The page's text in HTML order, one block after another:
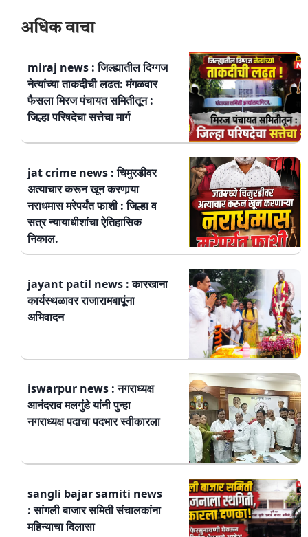
अधिक वाचा
miraj news : जिल्ह्यातील दिग्गज
नेत्यांच्या ताकदीची लढत: मंगळवार
फैसला मिरज पंचायत समितीतून :
जिल्हा परिषदेचा सत्तेचा मार्ग
jat crime news : चिमुरडीवर
अत्याचार करून खून करणार्‍या
नराधमास मरेपर्यंत फाशी : जिल्हा व
सत्र न्यायाधीशांचा ऐतिहासिक
निकाल.
jayant patil news : कारखाना
कार्यस्थळावर राजारामबापूंना
अभिवादन
iswarpur news : नगराध्यक्ष
आनंदराव मलगुंडे यांनी पुन्हा
नगराध्यक्ष पदाचा पदभार स्वीकारला
sangli bajar samiti news
: सांगली बाजार समिती संचालकांना
महिन्याचा दिलासा